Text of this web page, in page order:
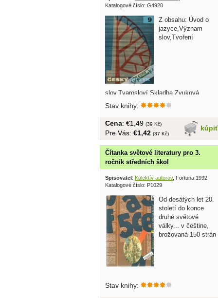
Katalogové číslo: G4920
Z obsahu: Úvod o
jazyce,Význam
slov,Tvoření
slov,Tvarosloví,Skladba,Zvuková
stránka jazyka... v češtine,tvrdá
väzba,144 strán
Stav knihy:
kúpiť
Cena: €1,49 (39 Kč)
Pre Vás: €1,42 (37 Kč)
Čítanka světové literatury pro 3.
ročník středních škol
Spisovatel: Kolektív autorov, Fortuna 1992
Katalogové číslo: P1029
Od desátých let 20.
století do konce
druhé světové
války... v češtine,
brožovaná 150 strán
Stav knihy: